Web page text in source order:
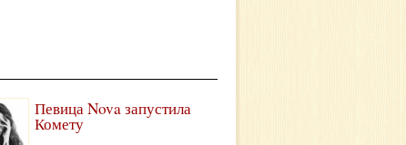
Певица Nova запустила
Комету